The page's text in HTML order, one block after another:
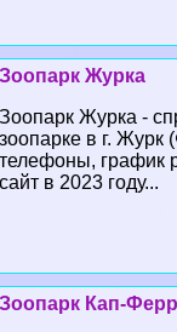
Зоопарк Журка
Зоопарк Журка -
зоопарке в г. Журк
телефоны, график
сайт в 2023 году...
Зоопарк Кап-